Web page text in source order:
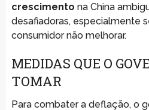
crescimento na China
desafiadoras, especialmente
consumidor não melhorar.
MEDIDAS QUE O
TOMAR
Para combater a deflação, o